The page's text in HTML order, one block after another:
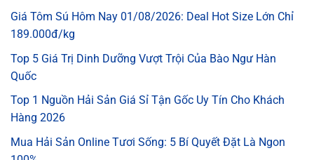
Giá Tôm Sú Hôm Nay 01/08/2026: Deal Hot Size Lớn Chỉ
189.000đ/kg
Top 5 Giá Trị Dinh Dưỡng Vượt Trội Của Bào Ngư Hàn
Quốc
Top 1 Nguồn Hải Sản Giá Sỉ Tận Gốc Uy Tín Cho Khách
Hàng 2026
Mua Hải Sản Online Tươi Sống: 5 Bí Quyết Đặt Là Ngon